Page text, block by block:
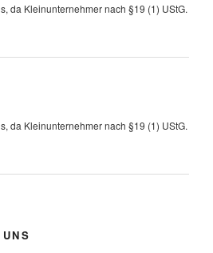
da Kleinunternehmer nach §19 (1) UStG.
da Kleinunternehmer nach §19 (1) UStG.